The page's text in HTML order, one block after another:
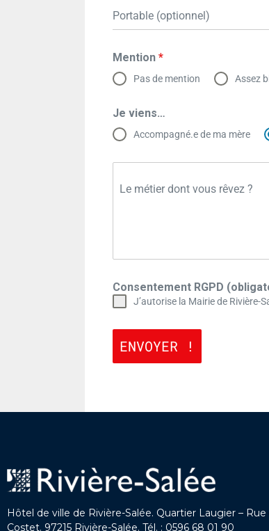
Portable (optionnel)
Mention *
Pas de mention Assez
Je viens…
Accompagné.e de ma mère
Le métier dont vous rêvez ?
Consentement RGPD
J’autorise la Mairie de Rivière-
ENVOYER !
Hôtel de ville de Rivière-Salée. Quartier Laugier –
Costet. 97215 Rivière-Salée. Tél. : 0596 68 01 90